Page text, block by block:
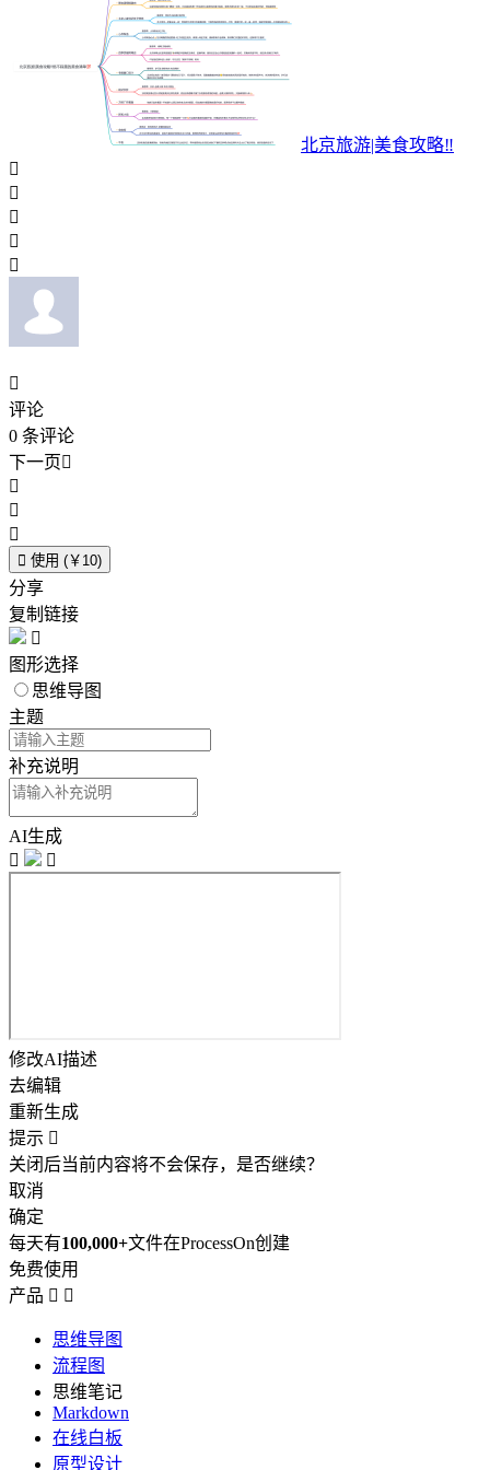
北京旅游|美食攻略‼️






评论
0 条评论
下一页



 使用 (￥10)
分享
复制链接

图形选择
思维导图
主题
补充说明
AI生成


修改AI描述
去编辑
重新生成
提示 
关闭后当前内容将不会保存，是否继续？
取消
确定
每天有100,000+文件在ProcessOn创建
免费使用
产品  
思维导图
流程图
思维笔记
Markdown
在线白板
原型设计